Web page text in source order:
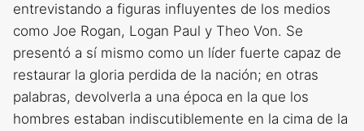
entrevistando a figuras influyentes de los medios
como Joe Rogan, Logan Paul y Theo Von. Se
presentó a sí mismo como un líder fuerte capaz de
restaurar la gloria perdida de la nación; en otras
palabras, devolverla a una época en la que los
hombres estaban indiscutiblemente en la cima de la